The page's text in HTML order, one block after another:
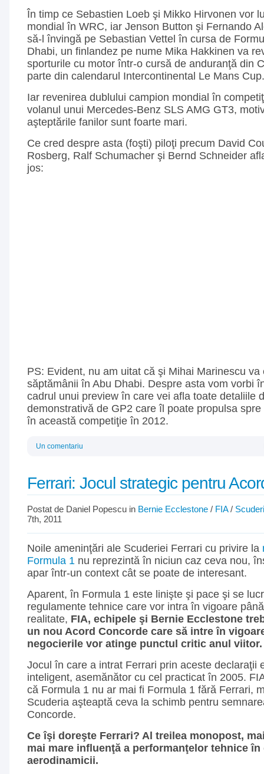
În timp ce Sebastien Loeb şi Mikko Hirvonen vor
mondial în WRC, iar Jenson Button şi Fernando
să-l învingă pe Sebastian Vettel în cursa de
Dhabi, un finlandez pe nume Mika Hakkinen va
sporturile cu motor într-o cursă de anduranţă din
parte din calendarul Intercontinental Le Mans Cup.
Iar revenirea dublului campion mondial în
volanul unui Mercedes-Benz SLS AMG GT3,
aşteptările fanilor sunt foarte mari.
Ce cred despre asta (foşti) piloţi precum David
Rosberg, Ralf Schumacher şi Bernd Schneider
jos:
PS: Evident, nu am uitat că şi Mihai Marinescu va
săptămânii în Abu Dhabi. Despre asta vom vorbi
cadrul unui preview în care vei afla toate detaliile
demonstrativă de GP2 care îl poate propulsa
în această competiţie în 2012.
Un comentariu
Ferrari: Jocul strategic pentru
Postat de Daniel Popescu in Bernie Ecclestone / FIA/
7th, 2011
Noile ameninţări ale Scuderiei Ferrari cu privire la
Formula 1 nu reprezintă în niciun caz ceva nou,
apar într-un context cât se poate de interesant.
Aparent, în Formula 1 este linişte şi pace şi se
regulamente tehnice care vor intra în vigoare
realitate, FIA, echipele şi Bernie Ecclestone
un nou Acord Concorde care să intre în
negocierile vor atinge punctul critic anul viitor.
Jocul în care a intrat Ferrari prin aceste declaraţii
inteligent, asemănător cu cel practicat în 2005.
că Formula 1 nu ar mai fi Formula 1 fără Ferrari,
Scuderia aşteaptă ceva la schimb pentru
Concorde.
Ce îşi doreşte Ferrari? Al treilea monopost,
mai mare influenţă a performanţelor tehnice
aerodinamicii.